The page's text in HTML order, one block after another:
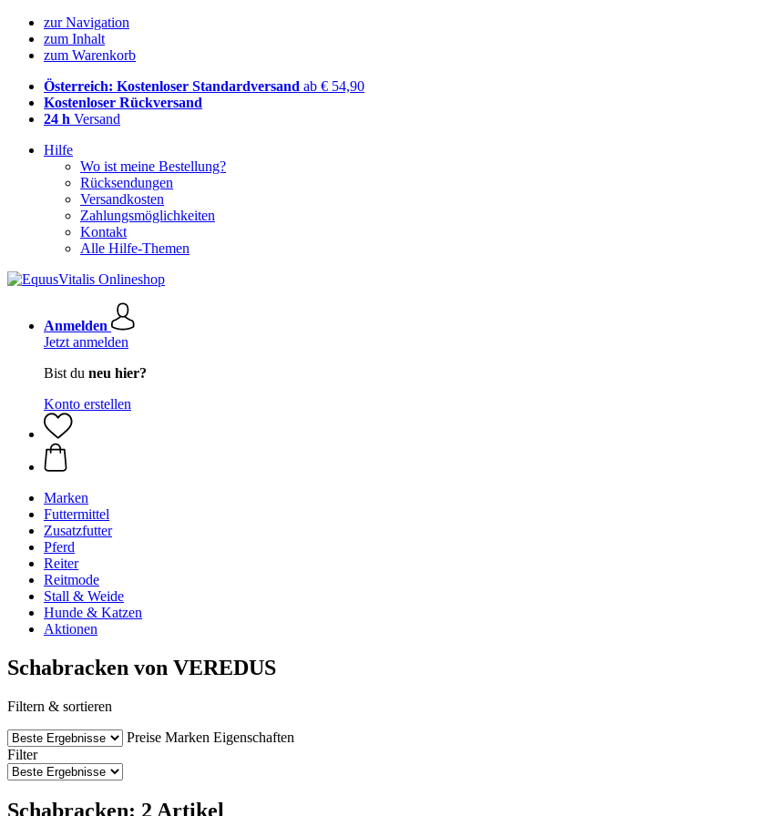
zur Navigation
zum Inhalt
zum Warenkorb
Österreich: Kostenloser Standardversand ab € 54,90
Kostenloser Rückversand
24 h Versand
Hilfe
Wo ist meine Bestellung?
Rücksendungen
Versandkosten
Zahlungsmöglichkeiten
Kontakt
Alle Hilfe-Themen
Anmelden
Jetzt anmelden
Bist du neu hier?
Konto erstellen
Marken
Futtermittel
Zusatzfutter
Pferd
Reiter
Reitmode
Stall & Weide
Hunde & Katzen
Aktionen
Schabracken von VEREDUS
Filtern & sortieren
Preise Marken Eigenschaften
Filter
Schabracken: 2 Artikel